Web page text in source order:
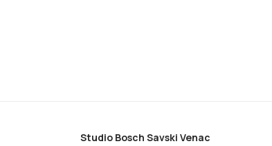
Studio Bosch Savski Venac